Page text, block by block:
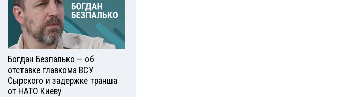
Богдан Безпалько — об
отставке главкома ВСУ
Сырского и задержке транша
от НАТО Киеву